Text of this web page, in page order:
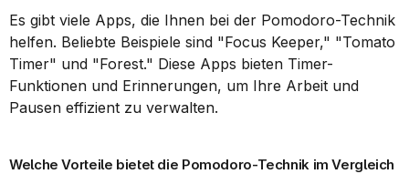
Es gibt viele Apps, die Ihnen bei der Pomodoro-Technik
helfen. Beliebte Beispiele sind "Focus Keeper," "Tomato
Timer" und "Forest." Diese Apps bieten Timer-
Funktionen und Erinnerungen, um Ihre Arbeit und
Pausen effizient zu verwalten.
Welche Vorteile bietet die Pomodoro-Technik im Vergleich